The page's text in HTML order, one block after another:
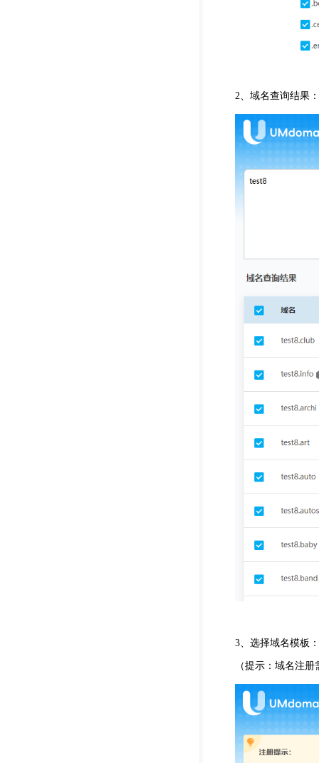
2、域名查询结果
3、选择域名模板
（提示：域名注